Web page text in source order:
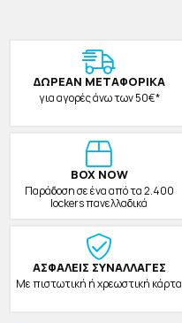
ΔΩΡΕAΝ ΜΕΤΑΦΟΡΙΚΑ
για αγορές άνω των 50€*
BOX NOW
Παράδοση σε ένα από τα 2.400
lockers πανελλαδικά
ΑΣΦΑΛΕΙΣ ΣΥΝΑΛΛΑΓΕΣ
Με πιστωτική ή χρεωστική κάρτα